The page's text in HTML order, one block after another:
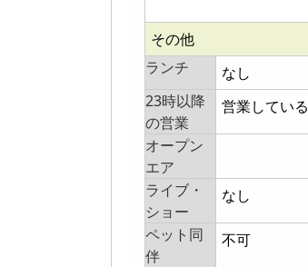
その他
ランチ
なし
23時以降
の営業
営業している
オープン
エア
ライブ・
ショー
なし
ペット同
伴
不可